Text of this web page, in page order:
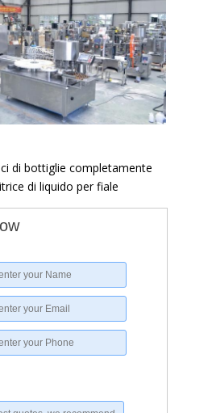
di bottiglie completamente
di liquido per fiale